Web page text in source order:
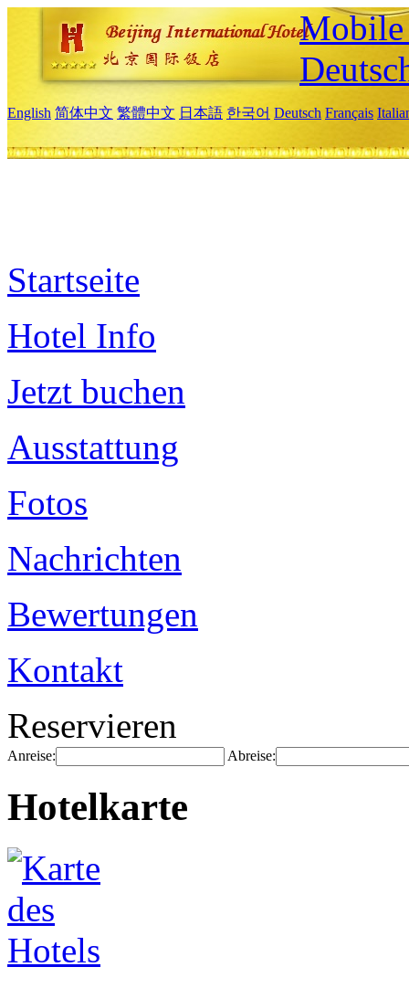
Mobile
English 简体中文 繁體中文 日本語 한국어 Deutsch Français
Startseite
Hotel Info
Jetzt buchen
Ausstattung
Fotos
Nachrichten
Bewertungen
Kontakt
Reservieren
Anreise: Abreise:
Hotelkarte